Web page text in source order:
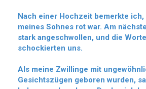
Nach einer Hochzeit bemerkte ich,
meines Sohnes rot war. Am
stark angeschwollen, und die
schockierten uns.
Als meine Zwillinge mit
Gesichtszügen geboren wurden,